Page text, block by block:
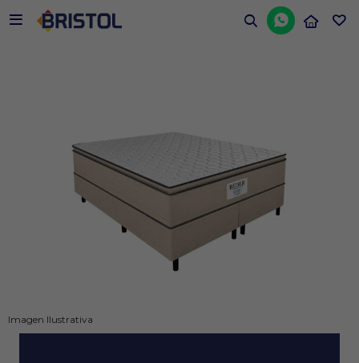


Imagen Ilustrativa